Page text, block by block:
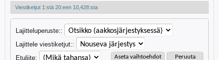
Viestiketjut 1:stä 20:een 10,428:sta
Lajitteluperuste::
Lajittele viestiketjut::
Etuliite: